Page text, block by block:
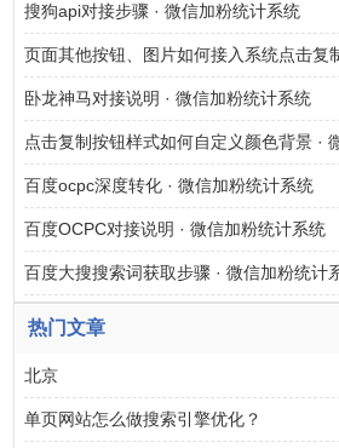
搜狗api对接步骤 · 微信加粉统计系统
页面其他按钮、图片如何接入系统点击复
卧龙神马对接说明 · 微信加粉统计系统
点击复制按钮样式如何自定义颜色背景 ·
百度ocpc深度转化 · 微信加粉统计系统
百度OCPC对接说明 · 微信加粉统计系统
百度大搜搜索词获取步骤 · 微信加粉统计
热门文章
北京
单页网站怎么做搜索引擎优化？